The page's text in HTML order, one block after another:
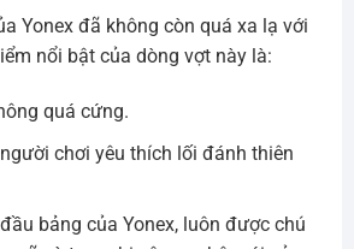
Yonex đã không còn quá xa lạ với
nổi bật của dòng vợt này là:
quá cứng.
chơi yêu thích lối đánh thiên
bảng của Yonex, luôn được chú